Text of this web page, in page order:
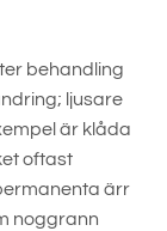
behandling
ljusare
är klåda
oftast
ärr
noggrann